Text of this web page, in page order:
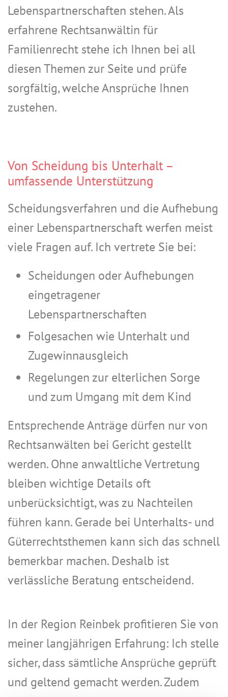
Lebenspartnerschaften stehen. Als
erfahrene Rechtsanwältin für
Familienrecht stehe ich Ihnen bei all
diesen Themen zur Seite und prüfe
sorgfältig, welche Ansprüche Ihnen
zustehen.
Von Scheidung bis Unterhalt –
umfassende Unterstützung
Scheidungsverfahren und die Aufhebung
einer Lebenspartnerschaft werfen meist
viele Fragen auf. Ich vertrete Sie bei:
Scheidungen oder Aufhebungen
eingetragener
Lebenspartnerschaften
Folgesachen wie Unterhalt und
Zugewinnausgleich
Regelungen zur elterlichen Sorge
und zum Umgang mit dem Kind
Entsprechende Anträge dürfen nur von
Rechtsanwälten bei Gericht gestellt
werden. Ohne anwaltliche Vertretung
bleiben wichtige Details oft
unberücksichtigt, was zu Nachteilen
führen kann. Gerade bei Unterhalts- und
Güterrechtsthemen kann sich das schnell
bemerkbar machen. Deshalb ist
verlässliche Beratung entscheidend.
In der Region Reinbek profitieren Sie von
meiner langjährigen Erfahrung: Ich stelle
sicher, dass sämtliche Ansprüche geprüft
und geltend gemacht werden. Zudem